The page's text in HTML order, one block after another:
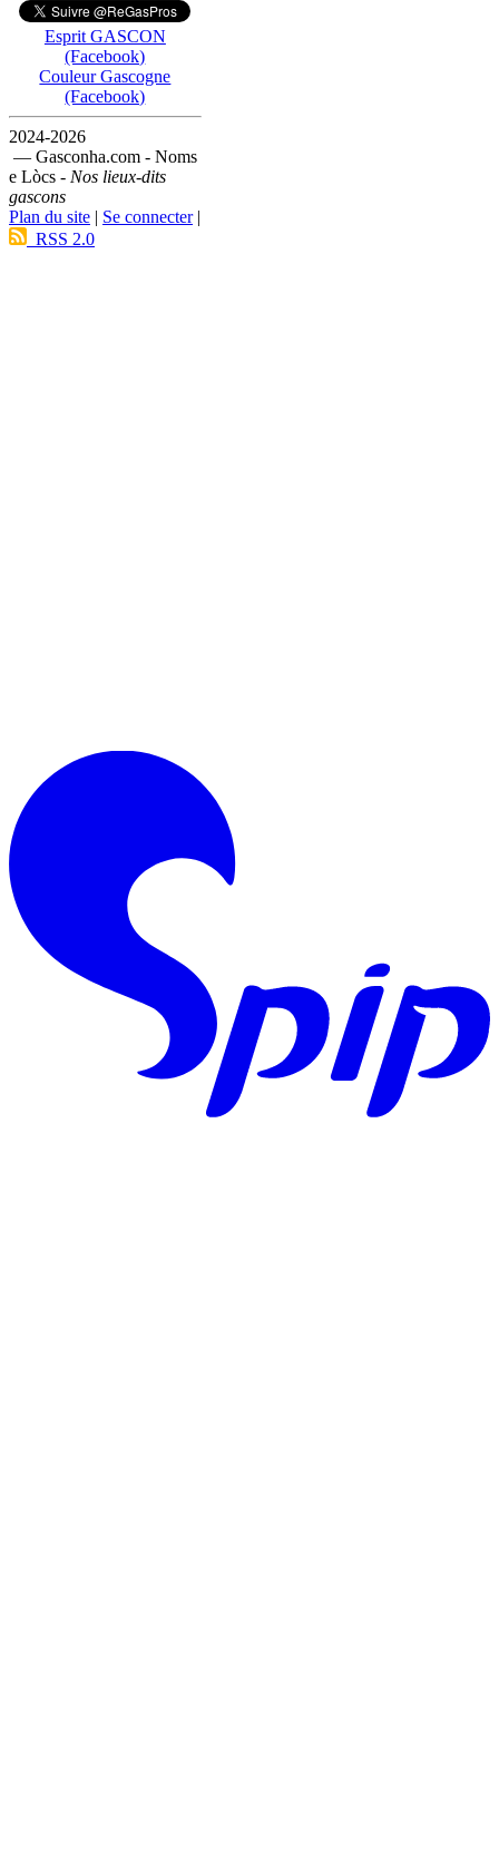
Esprit GASCON
(Facebook)
Couleur Gascogne
(Facebook)
2024-2026
— Gasconha.com - Noms
e Lòcs - Nos lieux-dits
gascons
Plan du site | Se connecter|
RSS 2.0